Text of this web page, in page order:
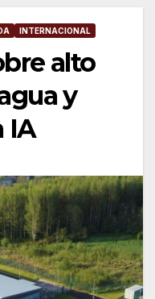
INTERNACIONAL
alto
y
IA